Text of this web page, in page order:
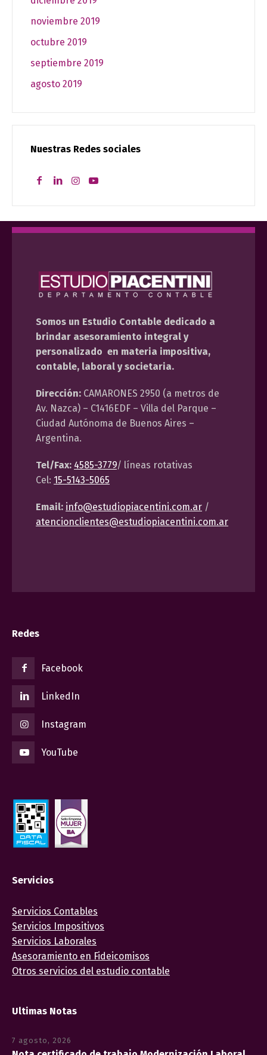
noviembre 2019
octubre 2019
septiembre 2019
agosto 2019
Nuestras Redes sociales
Somos un Estudio Contable dedicado a
brindar asesoramiento integral y
personalizado en materia impositiva,
contable, laboral y societaria.
Dirección: CAMARONES 2950 (a metros de
Av. Nazca) – C1416EDF – Villa del Parque –
Ciudad Autónoma de Buenos Aires –
Argentina.
Tel/Fax: 4585-3779/ líneas rotativas
Cel: 15-5143-5065
Email: info@estudiopiacentini.com.ar /
atencionclientes@estudiopiacentini.com.ar
Redes
Facebook
LinkedIn
Instagram
YouTube
Servicios
Servicios Contables
Servicios Impositivos
Servicios Laborales
Asesoramiento en Fideicomisos
Otros servicios del estudio contable
Ultimas Notas
7 agosto, 2026